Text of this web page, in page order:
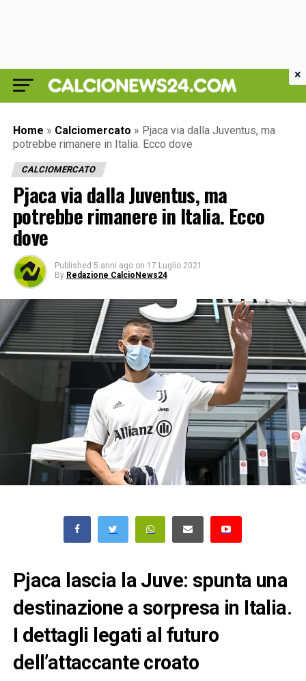
Home » Calciomercato » Pjaca via dalla Juventus, ma
potrebbe rimanere in Italia. Ecco dove
CALCIOMERCATO
Pjaca via dalla Juventus, ma
potrebbe rimanere in Italia. Ecco
dove
Published 5 anni ago on 17 Luglio 2021
By Redazione CalcioNews24
Pjaca lascia la Juve: spunta una
destinazione a sorpresa in Italia.
I dettagli legati al futuro
dell’attaccante croato
×